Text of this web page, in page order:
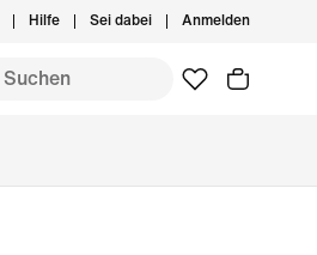
Hilfe Sei dabei Anmelden